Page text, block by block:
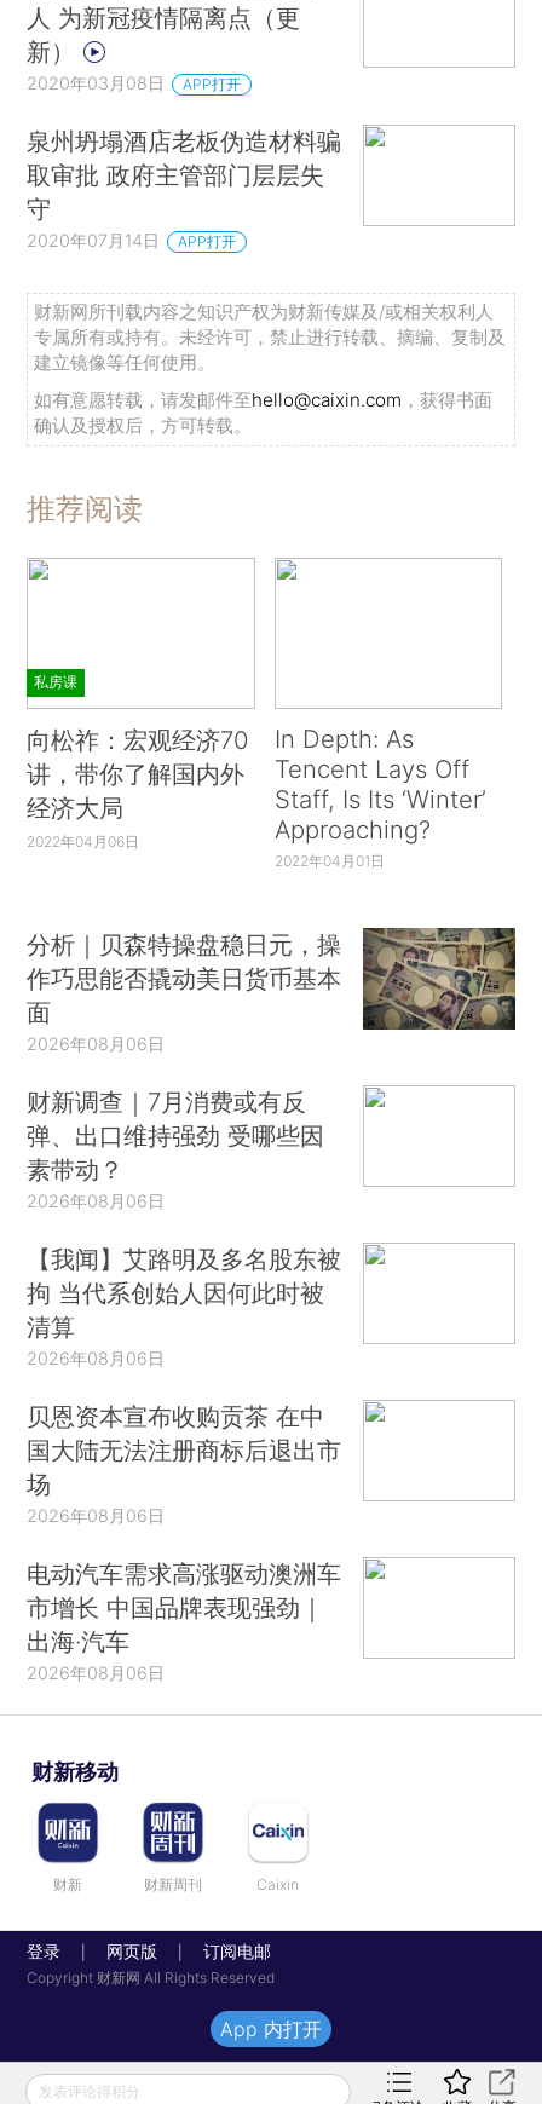
人 为新冠疫情隔离点（更
新）
2020年03月08日 APP打开
泉州坍塌酒店老板伪造材料骗
取审批 政府主管部门层层失
守
2020年07月14日 APP打开
财新网所刊载内容之知识产权为财新传媒及/或相关权利人
专属所有或持有。未经许可，禁止进行转载、摘编、复制及
建立镜像等任何使用。
如有意愿转载，请发邮件至hello@caixin.com ，获得书面
确认及授权后，方可转载。
推荐阅读
私房课
向松祚：宏观经济70
讲，带你了解国内外
经济大局
2022年04月06日
In Depth: As
Tencent Lays Off
Staff, Is Its ‘Winter’
Approaching?
2022年04月01日
分析｜贝森特操盘稳日元，操
作巧思能否撬动美日货币基本
面
2026年08月06日
财新调查｜7月消费或有反
弹、出口维持强劲 受哪些因
素带动？
2026年08月06日
【我闻】艾路明及多名股东被
拘 当代系创始人因何此时被
清算
2026年08月06日
贝恩资本宣布收购贡茶 在中
国大陆无法注册商标后退出市
场
2026年08月06日
电动汽车需求高涨驱动澳洲车
市增长 中国品牌表现强劲｜
出海·汽车
2026年08月06日
财新移动
财新 财新周刊 Caixin
登录 网页版 订阅电邮
Copyright 财新网 All Rights Reserved
发表评论得积分
App 内打开